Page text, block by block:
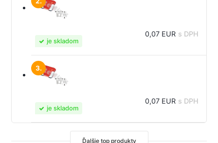
je skladom
0,07 EUR s DPH
3.
je skladom
0,07 EUR s DPH
Ďalšie top produkty